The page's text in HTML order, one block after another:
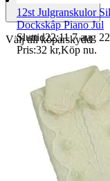
Välj till köparskydd
12st Julgranskulor
Dockskåp Piano Jul
Sluttid22:11 7 aug
Pris:32 kr,Köp nu.